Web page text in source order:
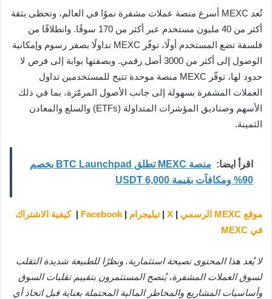
تُعد MEXC أسرع منصة عملات مشفرة نموًا في العالم، وتحظى بثقة
أكثر من 40 مليون مستخدم عبر أكثر من 170 سوقًا. وانطلاقًا من
فلسفة تضع المستخدم أولًا، توفّر MEXC تداولًا بصفر رسوم وإمكانية
الوصول إلى أكثر من 3000 أصل رقمي. وبصفتها بوابة إلى فرص لا
حدود لها، توفّر MEXC منصة موحدة تتيح للمستخدمين تداول
العملات المشفرة بسهولة إلى جانب الأصول المرمّزة، بما في ذلك
الأسهم وصناديق المؤشرات المتداولة (ETFs) والسلع والمعادن
الثمينة.
اقرأ ايضا:
منصة MEXC تطلق BTC Launchpad بخصم
90% ومكافآت بقيمة 6,000 USDT
موقع MEXC الرسمي تيليجرام |
Facebook
كيفية الاشتراك
في MEXC
لا يُعد هذا المحتوى نصيحة استثمارية. ونظرًا للطبيعة شديدة التقلب
لسوق العملات المشفرة، يُنصح المستثمرون بتقييم تقلبات السوق
وأساسيات المشاريع والمخاطر المالية المحتملة بعناية قبل اتخاذ أي